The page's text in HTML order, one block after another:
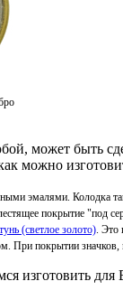
может
можно
эмалями. Колодка
покрытие "под
(светлое золото). Это
При покрытии
изготовить